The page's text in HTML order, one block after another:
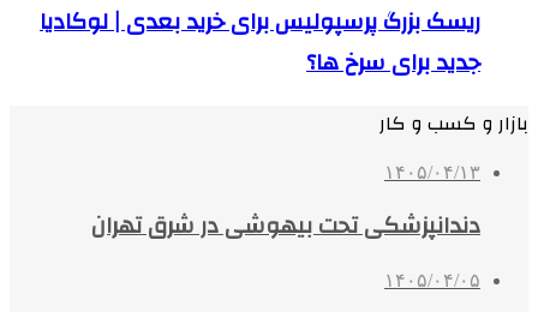
ریسک بزرگ پرسپولیس برای خرید بعدی | لوکادیا
جدید برای سرخ ها؟
بازار و کسب و کار
۱۴۰۵/۰۴/۱۳
دندانپزشکی تحت بیهوشی در شرق تهران
۱۴۰۵/۰۴/۰۵